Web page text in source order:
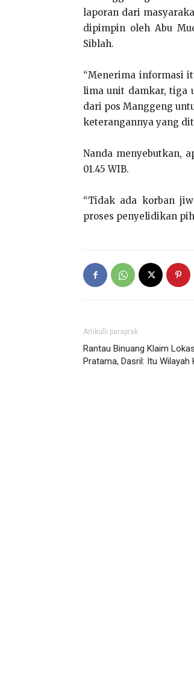
laporan dari
dipimpin oleh Abu
Siblah.
“Menerima informasi
lima unit damkar, tiga
dari pos Manggeng
keterangannya yang
Nanda menyebutkan,
01.45 WIB.
“Tidak ada korban
proses penyelidikan
Artikulli paraprak
Rantau Binuang Klaim
Pratama, Dasril: Itu Wilayah